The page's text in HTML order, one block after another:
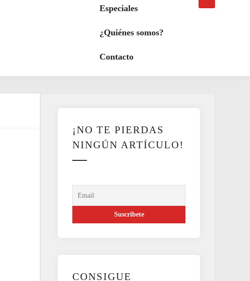
Especiales
¿Quiénes somos?
Contacto
búsqueda
¡NO TE PIERDAS
NINGÚN ARTÍCULO!
CONSIGUE